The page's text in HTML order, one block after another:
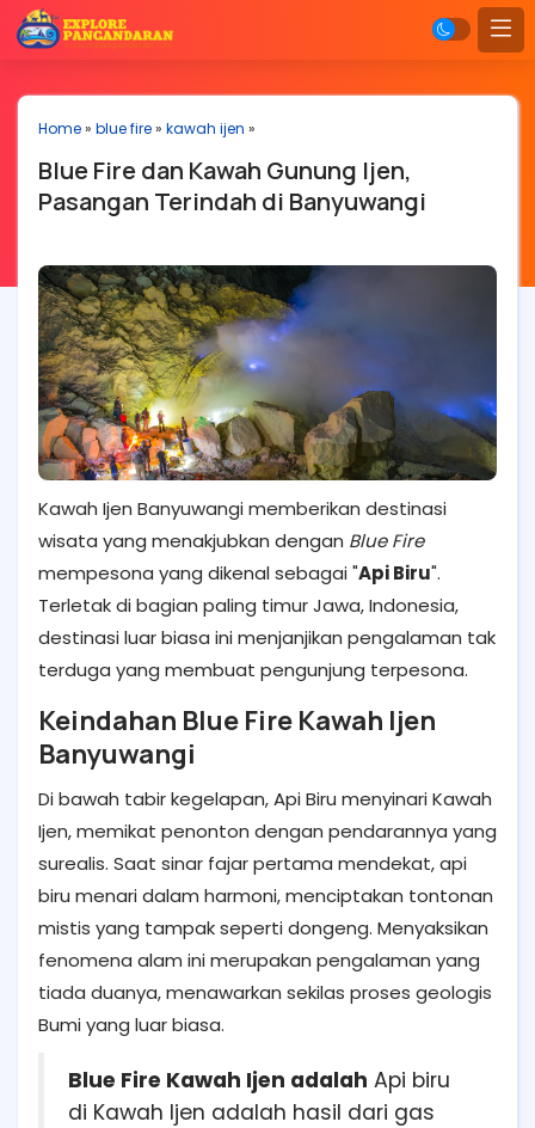
Home» blue fire» kawah ijen »
Blue Fire dan Kawah Gunung Ijen,
Pasangan Terindah di Banyuwangi
Kawah Ijen Banyuwangi memberikan destinasi
wisata yang menakjubkan dengan Blue Fire
mempesona yang dikenal sebagai "Api Biru".
Terletak di bagian paling timur Jawa, Indonesia,
destinasi luar biasa ini menjanjikan pengalaman tak
terduga yang membuat pengunjung terpesona.
Keindahan Blue Fire Kawah Ijen
Banyuwangi
Di bawah tabir kegelapan, Api Biru menyinari Kawah
Ijen, memikat penonton dengan pendarannya yang
surealis. Saat sinar fajar pertama mendekat, api
biru menari dalam harmoni, menciptakan tontonan
mistis yang tampak seperti dongeng. Menyaksikan
fenomena alam ini merupakan pengalaman yang
tiada duanya, menawarkan sekilas proses geologis
Bumi yang luar biasa.
Blue Fire Kawah Ijen adalah Api biru
di Kawah Ijen adalah hasil dari gas